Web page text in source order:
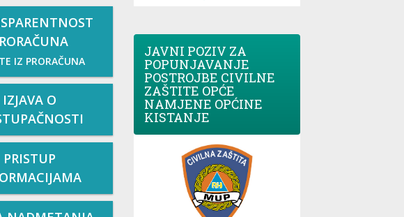
IZ PRORAČUNA
IZJAVA O
PRISTUP
JAVNI POZIV ZA
POPUNJAVANJE
POSTROJBE CIVILNE
ZAŠTITE OPĆE
NAMJENE OPĆINE
KISTANJE